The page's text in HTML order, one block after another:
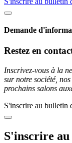
Demande
Restez en
Inscrivez-vous à la
sur notre société,
prochains salons
S'inscrire au bulletin
S'inscrire